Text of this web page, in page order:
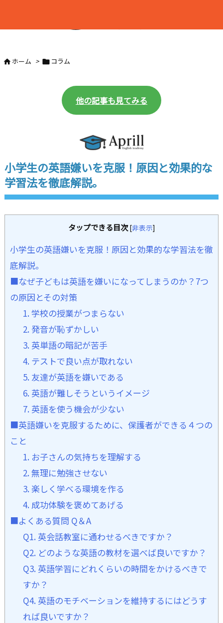
ホーム >  コラム
他の記事も見てみる
小学生の英語嫌いを克服！原因と効果的な
学習法を徹底解説。
タップできる目次 [非表示]
小学生の英語嫌いを克服！原因と効果的な学習法を徹
底解説。
■なぜ子どもは英語を嫌いになってしまうのか？7つ
の原因とその対策
1. 学校の授業がつまらない
2. 発音が恥ずかしい
3. 英単語の暗記が苦手
4. テストで良い点が取れない
5. 友達が英語を嫌いである
6. 英語が難しそうというイメージ
7. 英語を使う機会が少ない
■英語嫌いを克服するために、保護者ができる４つの
こと
1. お子さんの気持ちを理解する
2. 無理に勉強させない
3. 楽しく学べる環境を作る
4. 成功体験を褒めてあげる
■よくある質問 Q＆A
Q1. 英会話教室に通わせるべきですか？
Q2. どのような英語の教材を選べば良いですか？
Q3. 英語学習にどれくらいの時間をかけるべきで
すか？
Q4. 英語のモチベーションを維持するにはどうす
れば良いですか？